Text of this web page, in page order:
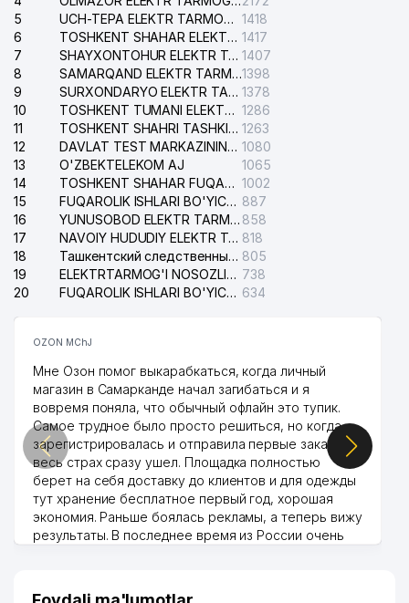
5
UCH-TEPA ELEKTR TARMOG'I NOSOZLIKLARI XIZMATI 1418
6
TOSHKENT SHAHAR ELEKTR TARMOQLARI KORXONASI AJ 1417
7
SHAYXONTOHUR ELEKTR TARMOG'I NOSOZLIKLARINI TUZATISH XIZMATI 1407
8
SAMARQAND ELEKTR TARMOQLARI AJ1398
9
SURXONDARYO ELEKTR TARMOQLARI AJ 1378
10
TOSHKENT TUMANI ELEKTR TARMOG'I AVARIYA XIZMATI 1286
11
TOSHKENT SHAHRI TASHKILOT TELEFONLARI HAQIDA MA'LUMOT BYUROSI 1263
12
DAVLAT TEST MARKAZINING ISHONCH TELEFONLARI 1080
13
O'ZBEKTELEKOM AJ
1065
14
TOSHKENT SHAHAR FUQAROLIK ISHLARI BO'YICHA SUDI 1002
15
FUQAROLIK ISHLARI BO'YICHA YAKKASAROY TUMANLARARO SUDI 887
16
YUNUSOBOD ELEKTR TARMOG'I NOSOZLIKLARI XIZMATI 858
17
NAVOIY HUDUDIY ELEKTR TARMOQLARI KORXONASI AJ 818
18
Ташкентский следственный изолятор 805
19
ELEKTRTARMOG'I NOSOZLIKLARINI TO'ZATISH SERGELI XIZMATI 738
20
FUQAROLIK ISHLARI BO'YICHA UCH-TEPA TUMANI SUDI 634
OZON MChJ
Мне Озон помог выкарабкаться, когда личный
магазин в Самарканде начал загибаться и я
вовремя поняла, что обычный офлайн это тупик.
Самое трудное было просто решиться, но когда
зарегистрировалась и отправила первые заказы,
весь страх сразу ушел. Площадка полностью
берет на себя доставку до клиентов и для одежды
тут хранение бесплатное первый год, хорошая
экономия. Раньше боялась рекламы, а теперь вижу
результаты. В последнее время из России очень
дальше развиваюсь потихоньку😊